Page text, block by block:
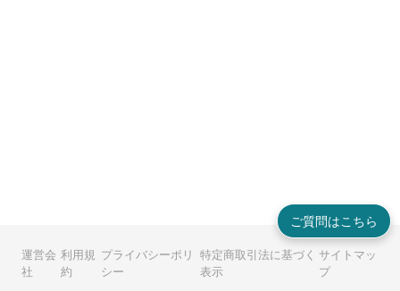
ご質問はこちら
運営会
社
利用規
約
プライバシーポリ
シー
特定商取引法に基づく
表示
サイトマッ
プ